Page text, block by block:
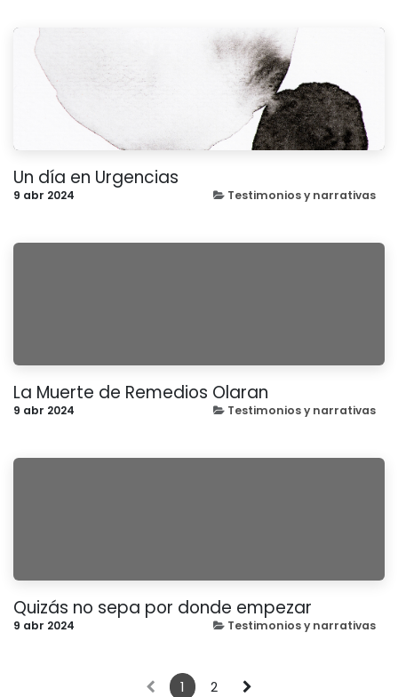
Un día en Urgencias
9 abr 2024 Testimonios y narrativas
La Muerte de Remedios Olaran
9 abr 2024 Testimonios y narrativas
Quizás no sepa por donde empezar
9 abr 2024 Testimonios y narrativas
1
2